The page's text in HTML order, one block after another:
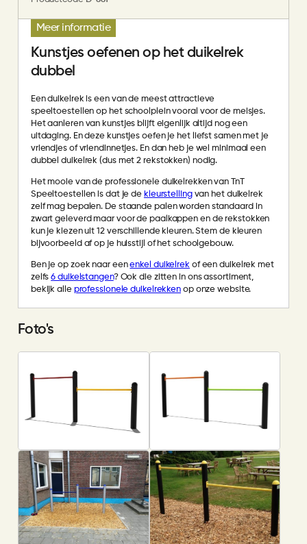
Meer informatie
Kunstjes oefenen op het duikelrek
dubbel
Een duikelrek is een van de meest attractieve
speeltoestellen op het schoolplein vooral voor de meisjes.
Het aanleren van kunstjes blijft eigenlijk altijd nog een
uitdaging. En deze kunstjes oefen je het liefst samen met je
vriendjes of vriendinnetjes. En dan heb je wel minimaal een
dubbel duikelrek (dus met 2 rekstokken) nodig.
Het mooie van de professionele duikelrekken van TnT
Speeltoestellen is dat je de kleurstellingvan het duikelrek
zelf mag bepalen. De staande palen worden standaard in
zwart geleverd maar voor de paalkappen en de rekstokken
kun je kiezen uit 12 verschillende kleuren. Stem de kleuren
bijvoorbeeld af op je huisstijl of het schoolgebouw.
Ben je op zoek naar eenenkel duikelrek of een duikelrek met
zelfs6 duikelstangen? Ook die zitten in ons assortiment,
bekijk alle professionele duikelrekken op onze website.
Foto's